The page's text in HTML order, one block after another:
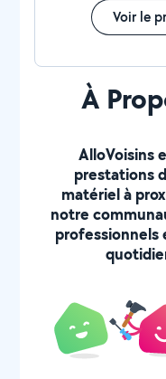
Voir le
À
AlloVoisins
prestations
matériel à
notre